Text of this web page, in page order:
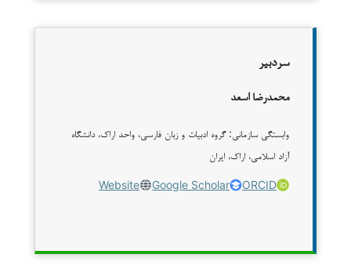
سردبیر
محمدرضا اسعد
وابستگی سازمانی: گروه ادبیات و زبان فارسی، واحد اراک، دانشگاه
آزاد اسلامی، اراک، ایران
ORCID
Google Scholar
Website